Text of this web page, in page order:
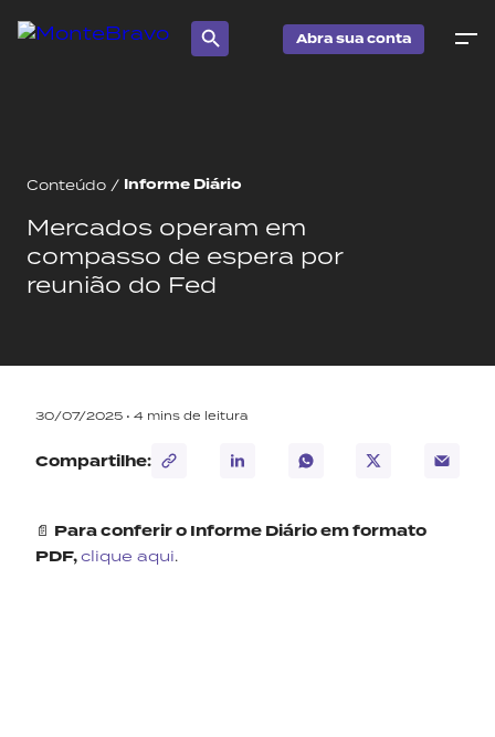
Abra sua conta
Conteúdo / Informe Diário
Mercados operam em
compasso de espera por
reunião do Fed
30/07/2025 • 4 mins de leitura
Compartilhe:
📄 Para conferir o Informe Diário em formato
PDF,clique aqui.